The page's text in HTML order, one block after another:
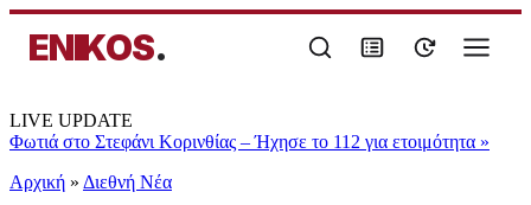
ENIKOS.
LIVE UPDATE
Φωτιά στο Στεφάνι Κορινθίας – Ήχησε το 112 για ετοιμότητα »
Αρχική » Διεθνή Νέα